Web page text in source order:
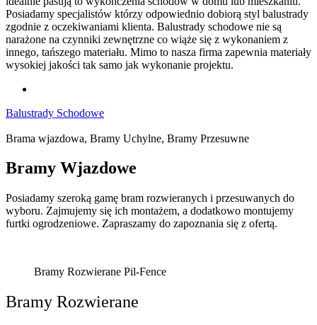
Posiadamy specjalistów którzy odpowiednio dobiorą styl balustrady
zgodnie z oczekiwaniami klienta. Balustrady schodowe nie są
narażone na czynniki zewnętrzne co wiąże się z wykonaniem z
innego, tańszego materiału. Mimo to nasza firma zapewnia materiały
wysokiej jakości tak samo jak wykonanie projektu.
Balustrady Schodowe
Brama wjazdowa, Bramy Uchylne, Bramy Przesuwne
Bramy Wjazdowe
Posiadamy szeroką gamę bram rozwieranych i przesuwanych do
wyboru. Zajmujemy się ich montażem, a dodatkowo montujemy
furtki ogrodzeniowe. Zapraszamy do zapoznania się z ofertą.
Bramy Rozwierane Pil-Fence
Bramy Rozwierane